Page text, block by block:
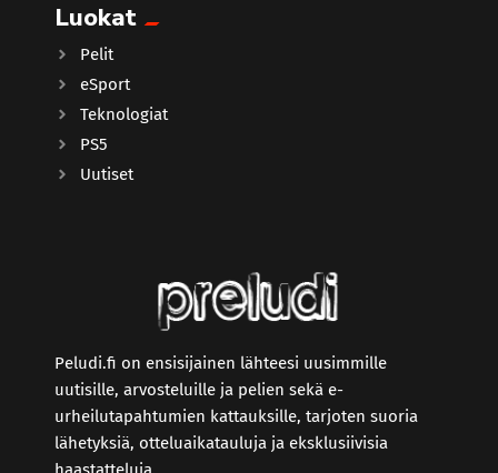
Luokat
Pelit
eSport
Teknologiat
PS5
Uutiset
Peludi.fi on ensisijainen lähteesi uusimmille
uutisille, arvosteluille ja pelien sekä e-
urheilutapahtumien kattauksille, tarjoten suoria
lähetyksiä, otteluaikatauluja ja eksklusiivisia